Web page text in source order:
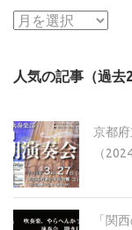
ア
イ
人気の記事（過去
京都
（
「関